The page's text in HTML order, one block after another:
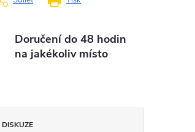
Doručení do 48 hodin
na jakékoliv místo
DISKUZE